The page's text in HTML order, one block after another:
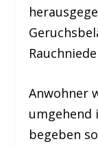
Anwohner
umgehend
begeben